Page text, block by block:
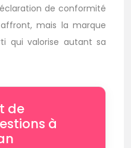
de conformité
mais la marque
qui valorise autant sa
de
à